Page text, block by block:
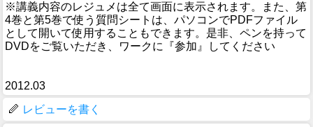
※講義内容のレジュメは全て画面に表示されます。また、第
4巻と第5巻で使う質問シートは、パソコンでPDFファイル
として開いて使用することもできます。是非、ペンを持って
DVDをご覧いただき、ワークに『参加』してください
2012.03
レビューを書く